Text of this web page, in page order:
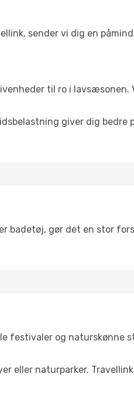
sender vi dig en
til ro i
giver dig bedre
badetøj, gør det en stor
festivaler og naturskønne
eller naturparker.